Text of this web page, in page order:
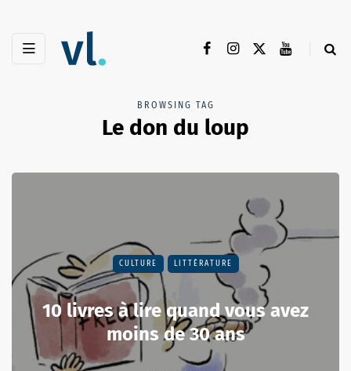
BROWSING TAG
Le don du loup
CULTURE LITTÉRATURE
10 livres à lire quand vous avez
moins de 30 ans